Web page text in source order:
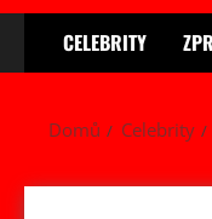
CELEBRITY
Domů Celebrity